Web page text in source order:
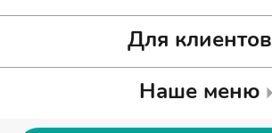
Для клиентов
Наше меню